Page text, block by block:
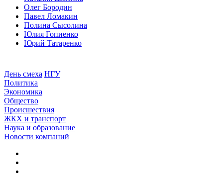
Олег Бородин
Павел Ломакин
Полина Сысолина
Юлия Гопиенко
Юрий Татаренко
День смеха НГУ
Политика
Экономика
Общество
Происшествия
ЖКХ и транспорт
Наука и образование
Новости компаний